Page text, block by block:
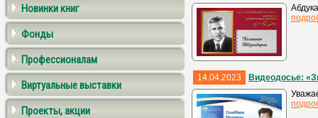
Новинки книг
Фонды
Профессионалам
Виртуальные выставки
Проекты, акции
14.04.2023
Видеодосье: